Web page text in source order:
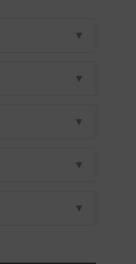
▼
▼
▼
▼
▼